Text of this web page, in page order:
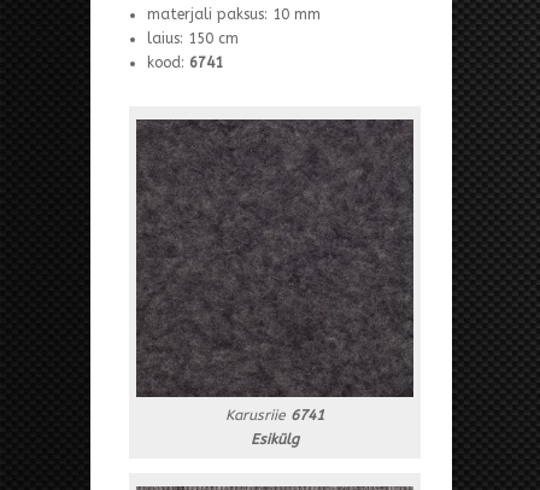
materjali paksus: 10 mm
laius: 150 cm
kood: 6741
Karusriie 6741
Esikülg